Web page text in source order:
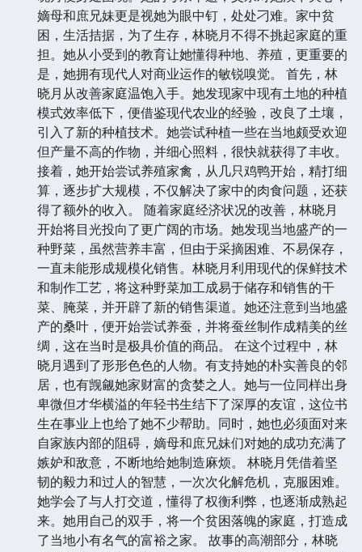
嫡母和庶兄妹更是视她为眼中钉，处处刁难。家中贫
困，生活拮据，为了生存，林晓月不得不挑起家庭的重
担。她从小受到的教育让她懂得种地、养殖，更重要的
是，她拥有现代人对商业运作的敏锐嗅觉。 首先，林
晓月从改善家庭温饱入手。她发现家中现有土地的种植
模式效率低下，便借鉴现代农业的经验，改良了土壤，
引入了新的种植技术。她尝试种植一些在当地颇受欢迎
但产量不高的作物，并细心照料，很快就获得了丰收。
接着，她开始尝试养殖家禽，从几只鸡鸭开始，精打细
算，逐步扩大规模，不仅解决了家中的肉食问题，还获
得了额外的收入。 随着家庭经济状况的改善，林晓月
开始将目光投向了更广阔的市场。她发现当地盛产的一
种野菜，虽然营养丰富，但由于采摘困难、不易保存，
一直未能形成规模化销售。林晓月利用现代的保鲜技术
和制作工艺，将这种野菜加工成易于储存和销售的干
菜、腌菜，并开辟了新的销售渠道。她还注意到当地盛
产的桑叶，便开始尝试养蚕，并将蚕丝制作成精美的丝
绸，这在当时是极具价值的商品。 在这个过程中，林
晓月遇到了形形色色的人物。有支持她的朴实善良的邻
居，也有觊觎她家财富的贪婪之人。她与一位同样出身
卑微但才华横溢的年轻书生结下了深厚的友谊，这位书
生在事业上也给了她不少帮助。同时，她也必须面对来
自家族内部的阻碍，嫡母和庶兄妹们对她的成功充满了
嫉妒和敌意，不断地给她制造麻烦。 林晓月凭借着坚
韧的毅力和过人的智慧，一次次化解危机，克服困难。
她学会了与人打交道，懂得了权衡利弊，也逐渐成熟起
来。她用自己的双手，将一个贫困落魄的家庭，打造成
了当地小有名气的富裕之家。 故事的高潮部分，林晓